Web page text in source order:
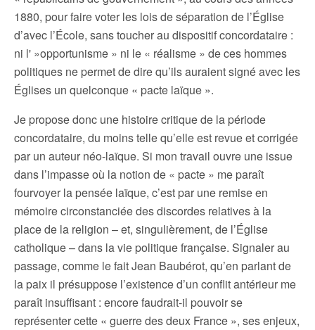
1880, pour faire voter les lois de séparation de l’Église
d’avec l’École, sans toucher au dispositif concordataire :
ni l' »opportunisme » ni le « réalisme » de ces hommes
politiques ne permet de dire qu’ils auraient signé avec les
Églises un quelconque « pacte laïque ».
Je propose donc une histoire critique de la période
concordataire, du moins telle qu’elle est revue et corrigée
par un auteur néo-laïque. Si mon travail ouvre une issue
dans l’impasse où la notion de « pacte » me paraît
fourvoyer la pensée laïque, c’est par une remise en
mémoire circonstanciée des discordes relatives à la
place de la religion – et, singulièrement, de l’Église
catholique – dans la vie politique française. Signaler au
passage, comme le fait Jean Baubérot, qu’en parlant de
la paix il présuppose l’existence d’un conflit antérieur me
paraît insuffisant : encore faudrait-il pouvoir se
représenter cette « guerre des deux France », ses enjeux,